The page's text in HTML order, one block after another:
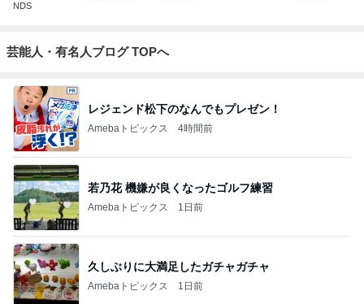
NDS
芸能人・有名人ブログ TOPへ
レジェンド松下のなんでもプレゼン！
Amebaトピックス 4時間前
若乃花 機嫌が良くなったゴルフ練習
Amebaトピックス 1日前
久しぶりに大満足したガチャガチャ
Amebaトピックス 1日前